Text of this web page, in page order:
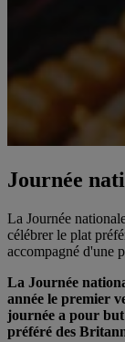
Journée
La Journée
célébrer le plat
accompagné d'une
La Journée
année le premier
journée a pour
préféré des